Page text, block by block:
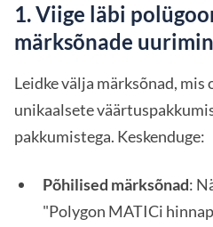
1. Viige läbi
märksõnade
Leidke välja märksõnad, mis
unikaalsete
pakkumistega. Keskenduge:
Põhilised märksõnad:
"Polygon MATICi